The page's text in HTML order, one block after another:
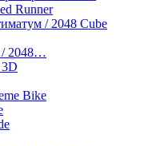
Runner
/ 2048…